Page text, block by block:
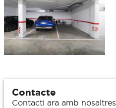
Contacte
Contacti ara amb nosaltres.